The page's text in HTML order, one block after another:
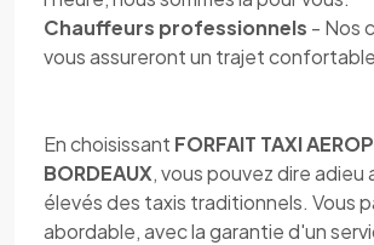
Chauffeurs professionnels - Nos
vous assureront un trajet
En choisissant FORFAIT TAXI
BORDEAUX, vous pouvez dire adieu
élevés des taxis traditionnels. Vous
abordable, avec la garantie d'un